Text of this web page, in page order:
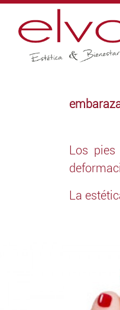
Los pies
La